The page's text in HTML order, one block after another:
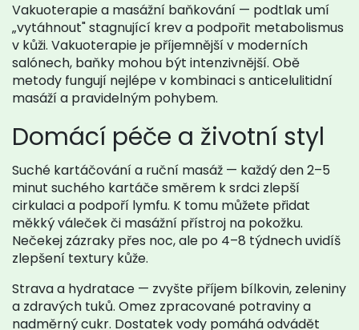
Vakuoterapie a masážní baňkování — podtlak umí
„vytáhnout" stagnující krev a podpořit metabolismus
v kůži. Vakuoterapie je příjemnější v moderních
salónech, baňky mohou být intenzivnější. Obě
metody fungují nejlépe v kombinaci s anticelulitidní
masáží a pravidelným pohybem.
Domácí péče a životní styl
Suché kartáčování a ruční masáž — každý den 2–5
minut suchého kartáče směrem k srdci zlepší
cirkulaci a podpoří lymfu. K tomu můžete přidat
měkký váleček či masážní přístroj na pokožku.
Nečekej zázraky přes noc, ale po 4–8 týdnech uvidíš
zlepšení textury kůže.
Strava a hydratace — zvyšte příjem bílkovin, zeleniny
a zdravých tuků. Omez zpracované potraviny a
nadměrný cukr. Dostatek vody pomáhá odvádět